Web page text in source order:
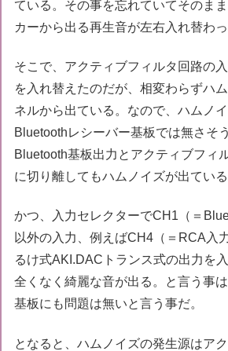
ている。その事を忘れていてそのま
カーから出る再生音が左右入れ替わっ
そこで、アクティブフィルタ回路の
を入れ替えたのだが、相変わらずハ
ネルから出ている。なので、ハムノ
Bluetoothレシーバー基板では無さそ
Bluetooth基板出力とアクティブフィ
に切り離してもハムノイズが出ている
かつ、入力セレクターでCH1（＝
以外の入力、例えばCH4（＝RCA入
るけ式AKI.DACトランス式の出力を
全くなく綺麗な音が出る。と言う事
基板にも問題は無いと言う事だ。
となると、ハムノイズの発生源はア